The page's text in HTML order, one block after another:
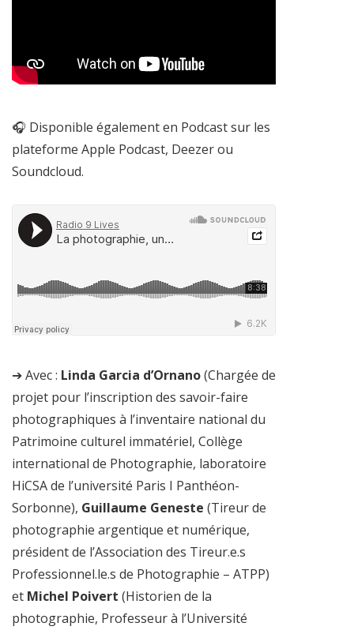
🎧 Disponible également en Podcast sur les
plateforme Apple Podcast, Deezer ou
Soundcloud.
➔ Avec : Linda Garcia d’Ornano(Chargée de
projet pour l’inscription des savoir-faire
photographiques à l’inventaire national du
Patrimoine culturel immatériel, Collège
international de Photographie, laboratoire
HiCSA de l’université Paris I Panthéon-
Sorbonne), Guillaume Geneste (Tireur de
photographie argentique et numérique,
président de l’Association des Tireur.e.s
Professionnel.le.s de Photographie – ATPP)
et Michel Poivert (Historien de la
photographie, Professeur à l’Université